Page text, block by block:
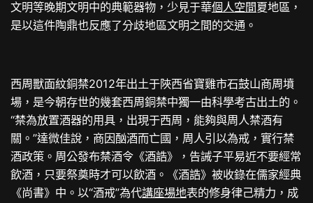
文明等晚期文明中的典範器物，少見于華個人空間夏地區，
是以這件陶鼎也反應了分歧地區文明之間的交通。
西周獸面紋銅禁2012年出土于陜西省寶雞市石鼓山商周墳
場，是今朝存世的幾套西周銅禁中獨一由科學考古出土的。
“禁為放置酒器的用具，出現于西周，能夠與周人禁酒有
關。”達微佳說，商因酗酒而亡國，周人引以為戒，實行禁
酒政策。周公發布禁酒令《酒誥》，告誡子平易近不要經常
飲酒，只要祭奠時才可以飲酒。《酒誥》被收錄在儒家經典
《尚書》中。以“酒戒”為代講座場地表的修身律己精力，成